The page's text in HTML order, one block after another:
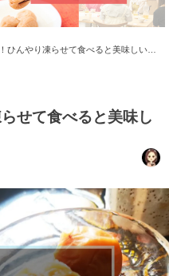
ひんやり凍らせて食べると美味しい梅
せて食べると美味し